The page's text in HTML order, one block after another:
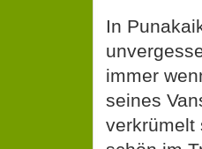
In
immer
seines
verkrümelt